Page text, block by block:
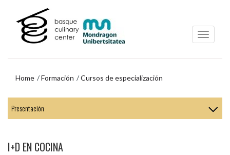
contenido
principal
navegación
Home Formación Cursos de especialización
menú
navegación
I+D EN COCINA